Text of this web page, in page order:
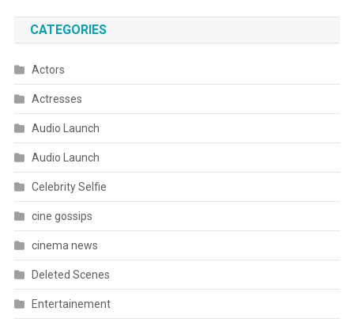
CATEGORIES
Actors
Actresses
Audio Launch
Audio Launch
Celebrity Selfie
cine gossips
cinema news
Deleted Scenes
Entertainement